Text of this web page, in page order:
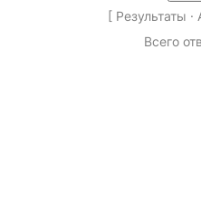
[ Результаты ·
Всего